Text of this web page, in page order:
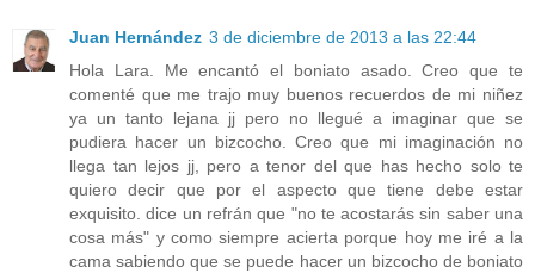
Juan Hernández 3 de diciembre de 2013 a las 22:44
Hola Lara. Me encantó el boniato asado. Creo que te
comenté que me trajo muy buenos recuerdos de mi niñez
ya un tanto lejana jj pero no llegué a imaginar que se
pudiera hacer un bizcocho. Creo que mi imaginación no
llega tan lejos jj, pero a tenor del que has hecho solo te
quiero decir que por el aspecto que tiene debe estar
exquisito. dice un refrán que "no te acostarás sin saber una
cosa más" y como siempre acierta porque hoy me iré a la
cama sabiendo que se puede hacer un bizcocho de boniato